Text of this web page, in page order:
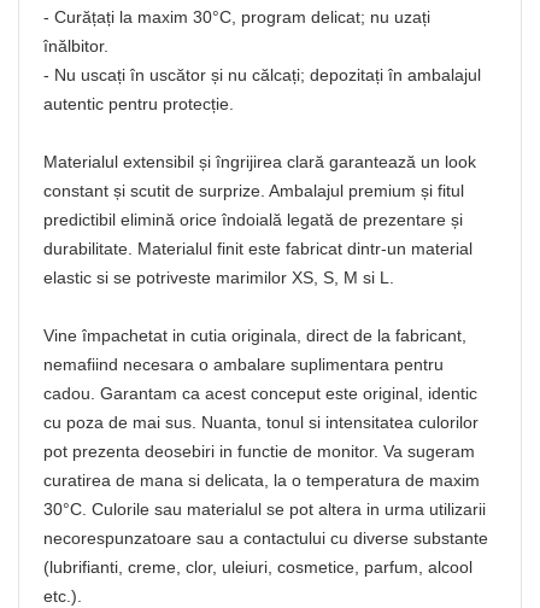
- Curățați la maxim 30°C, program delicat; nu uzați
înălbitor.
- Nu uscați în uscător și nu călcați; depozitați în ambalajul
autentic pentru protecție.
Materialul extensibil și îngrijirea clară garantează un look
constant și scutit de surprize. Ambalajul premium și fitul
predictibil elimină orice îndoială legată de prezentare și
durabilitate. Materialul finit este fabricat dintr-un material
elastic si se potriveste marimilor XS, S, M si L.
Vine împachetat in cutia originala, direct de la fabricant,
nemafiind necesara o ambalare suplimentara pentru
cadou. Garantam ca acest conceput este original, identic
cu poza de mai sus. Nuanta, tonul si intensitatea culorilor
pot prezenta deosebiri in functie de monitor. Va sugeram
curatirea de mana si delicata, la o temperatura de maxim
30°C. Culorile sau materialul se pot altera in urma utilizarii
necorespunzatoare sau a contactului cu diverse substante
(lubrifianti, creme, clor, uleiuri, cosmetice, parfum, alcool
etc.).